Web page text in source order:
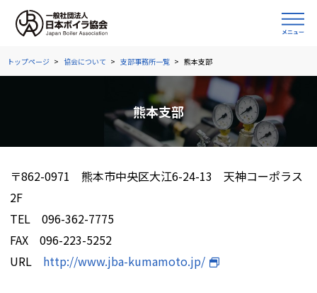
トップページ 協会について 支部事務所一覧 熊本支部
熊本支部
〒862-0971 熊本市中央区大江6-24-13 天神コーポラス
2F
TEL 096-362-7775
FAX 096-223-5252
URL http://www.jba-kumamoto.jp/